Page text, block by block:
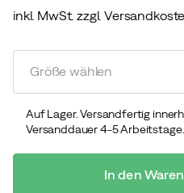
price
price
inkl. MwSt. zzgl.
Größe wählen
Auf Lager. Versandfertig
Versanddauer 4-5 Arbeitstage.
In den